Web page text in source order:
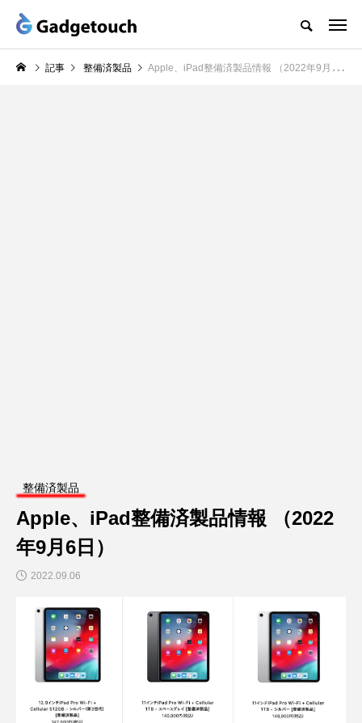
記事 整備済製品 Apple、iPad整備済製品情報 （2022年9月6日）
整備済製品
Apple、iPad整備済製品情報 （2022
年9月6日）
2022.09.06